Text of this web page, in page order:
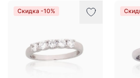
Скидка -10%